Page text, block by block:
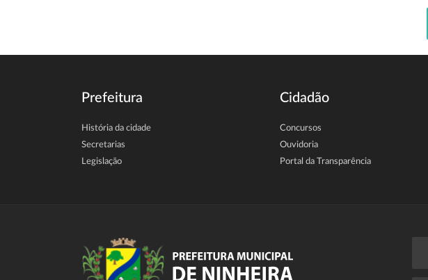
Prefeitura
História da cidade
Secretarias
Legislação
Cidadão
Concursos
Ouvidoria
Portal da Transparência